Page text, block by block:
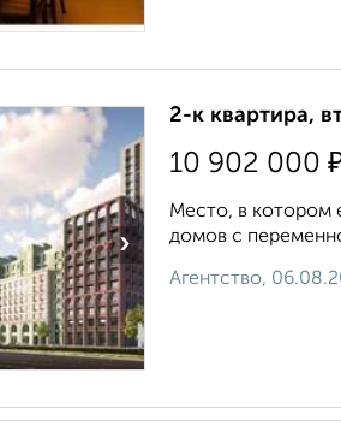
›
2-к квартира,
10 902 000
Место, в котором
домов с
Агентство,